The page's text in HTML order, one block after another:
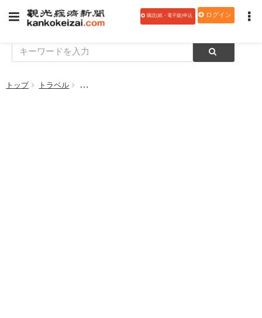
購読(紙・電子版)申込 ログイン
トップ トラベル JR九州、客室乗務員がつくった「Train Passport」発